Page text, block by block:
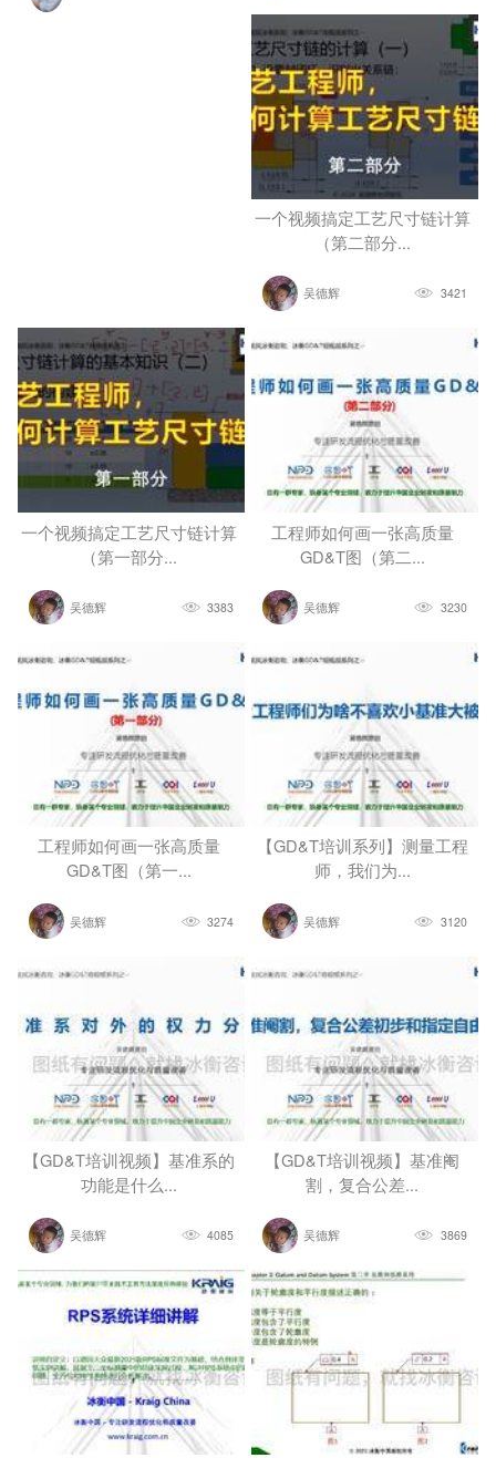
一个视频搞定工艺尺寸链计算
（第二部分...
吴德辉 3421
一个视频搞定工艺尺寸链计算
（第一部分...
吴德辉 3383
工程师如何画一张高质量
GD&T图（第二...
吴德辉 3230
工程师如何画一张高质量
GD&T图（第一...
吴德辉 3274
【GD&T培训系列】测量工程
师，我们为...
吴德辉 3120
【GD&T培训视频】基准系的
功能是什么...
吴德辉 4085
【GD&T培训视频】基准阉
割，复合公差...
吴德辉 3869